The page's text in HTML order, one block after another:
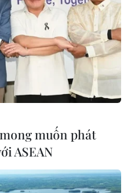
muốn phát
ASEAN